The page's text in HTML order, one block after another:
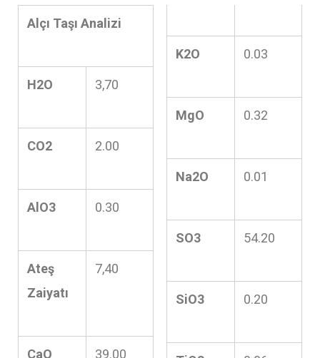
Alçı Taşı Analizi
H2O 3,70
CO2 2.00
AlO3 0.30
Ateş
Zaiyatı
7,40
CaO 39.00
K2O 0.03
MgO 0.32
Na2O 0.01
SO3 54.20
SiO3 0.20